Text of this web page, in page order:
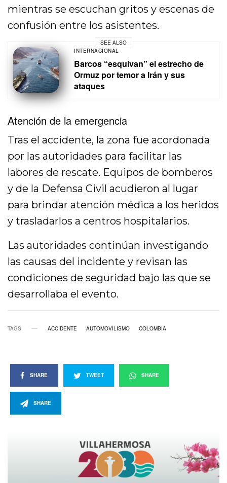
mientras se escuchan gritos y escenas de
confusión entre los asistentes.
SEE ALSO
INTERNACIONAL
Barcos “esquivan” el estrecho de
Ormuz por temor a Irán y sus
ataques
Atención de la emergencia
Tras el accidente, la zona fue acordonada
por las autoridades para facilitar las
labores de rescate. Equipos de bomberos
y de la Defensa Civil acudieron al lugar
para brindar atención médica a los heridos
y trasladarlos a centros hospitalarios.
Las autoridades continúan investigando
las causas del incidente y revisan las
condiciones de seguridad bajo las que se
desarrollaba el evento.
TAGS ACCIDENTE AUTOMOVILISMO COLOMBIA
SHARE TWEET SHARE
SHARE